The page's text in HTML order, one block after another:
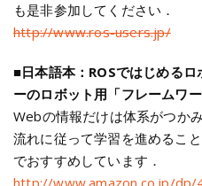
も是非参加してください．
http://www.ros-users.jp/
■日本語本：ROSではじめる
ーのロボット用「フレームワ
Webの情報だけは体系がつか
流れに従って学習を進めるこ
でおすすめしています．
http://www.amazon.co.jp/